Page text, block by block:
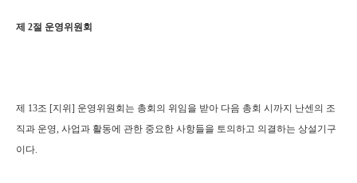
제 2절 운영위원회
제 13조 [지위] 운영위원회는 총회의 위임을 받아 다음 총회 시까지 난센의 조
직과 운영, 사업과 활동에 관한 중요한 사항들을 토의하고 의결하는 상설기구
이다.